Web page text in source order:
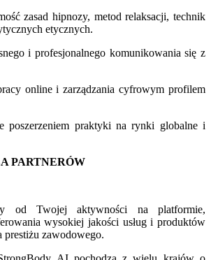
zasad hipnozy, metod relaksacji, technik
etycznych.
i profesjonalnego komunikowania się z
online i zarządzania cyfrowym profilem
poszerzeniem praktyki na rynki globalne i
PARTNERÓW
od Twojej aktywności na platformie,
wysokiej jakości usług i produktów
prestiżu zawodowego.